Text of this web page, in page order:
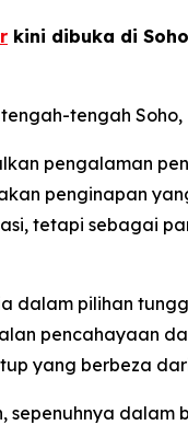
kini dibuka di
tengah
pengalaman
penginapan
tetapi sebagai
dalam pilihan
pencahayaan
yang berbeza